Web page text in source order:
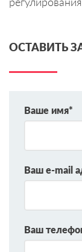
ОСТАВИТЬ
Ваше имя*
Ваш e-mail
Ваш